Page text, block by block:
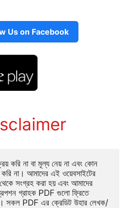
Us on Facebook
করি না বা মূল্য নেয় না এবং কোন
করি না। আমাদের এই ওয়েবসাইটের
সংগ্রহ করা হয় এবং আমাদের
গ্রাহক PDF গুলো ফ্রিতে
সকল PDF এর ক্রেডিট উহার লেখক/